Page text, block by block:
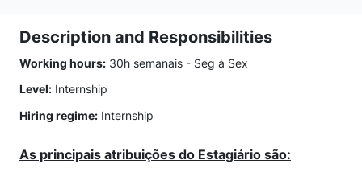
Description and Responsibilities
Working hours: 30h semanais - Seg à Sex
Level: Internship
Hiring regime: Internship
As principais atribuições do Estagiário são: